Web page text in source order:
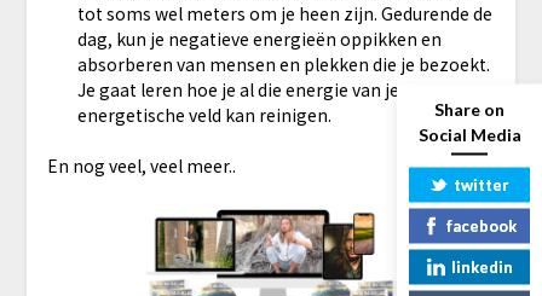
tot soms wel meters om je heen zijn. Gedurende de
dag, kun je negatieve energieën oppikken en
absorberen van mensen en plekken die je bezoekt.
Je gaat leren hoe je al die energie van je aura en
energetische veld kan reinigen.
​En nog veel, veel meer..
Share on
Social Media
twitter
facebook
linkedin